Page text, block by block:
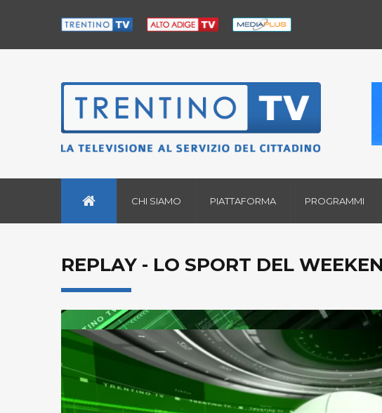
CHI SIAMO PIATTAFORMA PROGRAMMI
REPLAY - LO SPORT DEL